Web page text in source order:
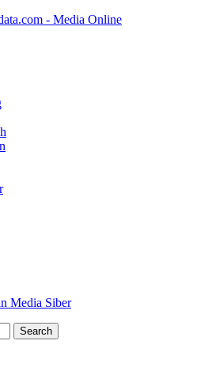
- Media Online
Media Siber